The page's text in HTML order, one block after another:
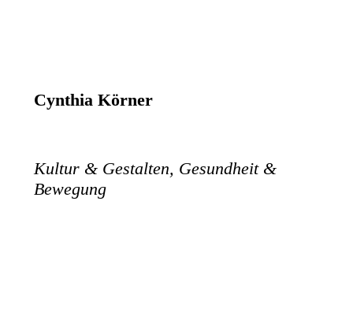
Cynthia Körner
Kultur & Gestalten, Gesundheit &
Bewegung